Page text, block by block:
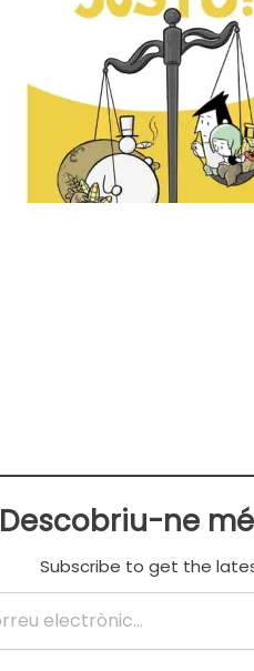
Descobriu-ne
Subscribe to get the